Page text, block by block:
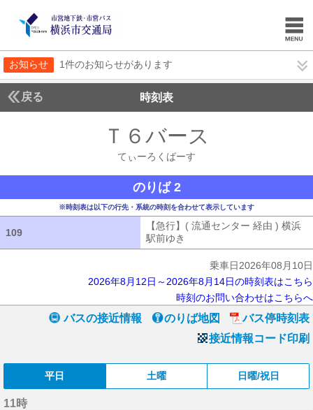
お知らせ 1件のお知らせがあります
戻る 時刻表
Ｔ６バース
てぃーろくばーす
のりば 2
※時刻表は以下の行先・系統の時刻を合わせて表示しています
109
【急行】( 流通センター 経由 ) 横浜
駅前ゆき
乗車日2026年08月10日
2026年8月12日～2026年8月14日の時刻表はこちら
時刻のお問い合わせはこちらへ
バスの接近情報 のりば地図
バス停時刻表
接近情報コード印刷
平日 土曜 日曜/祝日
11時